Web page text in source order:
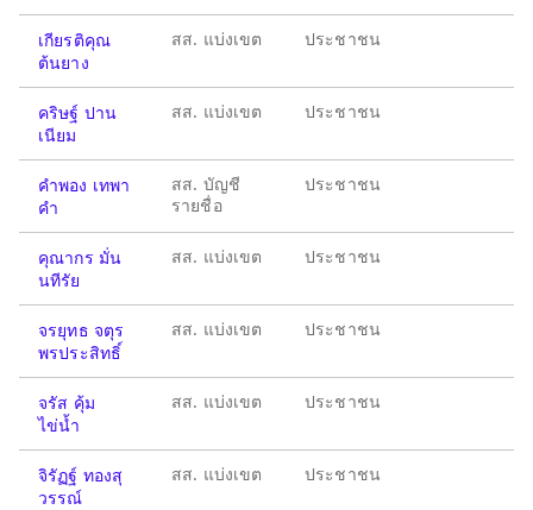
เกียรติคุณ
ต้นยาง
สส. แบ่งเขต ประชาชน
คริษฐ์ ปาน
เนียม
สส. แบ่งเขต ประชาชน
คำพอง เทพา
คำ
สส. บัญชี
รายชื่อ
ประชาชน
คุณากร มั่น
นทีรัย
สส. แบ่งเขต ประชาชน
จรยุทธ จตุร
พรประสิทธิ์
สส. แบ่งเขต ประชาชน
จรัส คุ้ม
ไข่น้ำ
สส. แบ่งเขต ประชาชน
จิรัฏฐ์ ทองสุ
วรรณ์
สส. แบ่งเขต ประชาชน